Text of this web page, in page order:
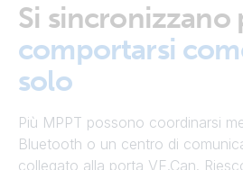
Si sincronizzano
comportarsi
solo
Più MPPT possono coordinarsi
Bluetooth o un centro di
collegato alla porta VE.Can.